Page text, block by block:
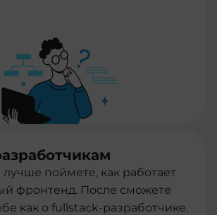
поймете, как работает
фронтенд. После сможете
как о fullstack-разработчике.